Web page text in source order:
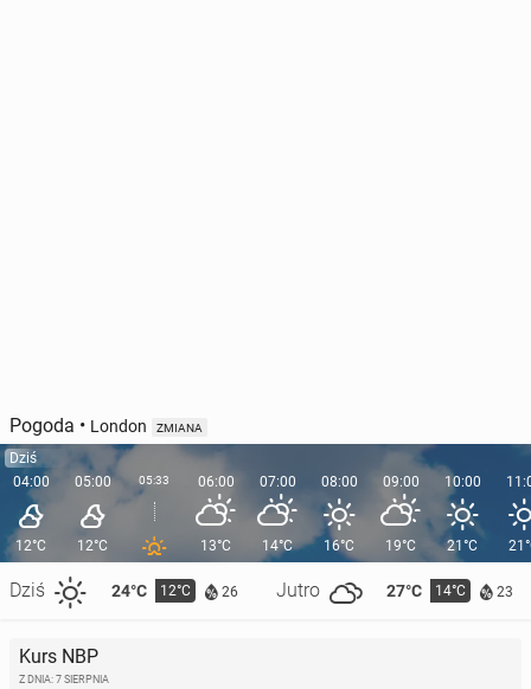
Pogoda • London ZMIANA
Dziś
04:00
12°C
Dziś 24°C 12°C 26 Jutro 27°C 14°C 23
05:00
12°C
05:33 06:00
13°C
07:00
14°C
08:00
16°C
09:00
19°C
10:00
21°C
Kurs NBP
Z DNIA: 7 SIERPNIA